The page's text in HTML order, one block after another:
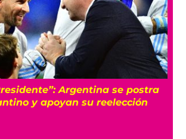
Federación Mexicana respalda
no reconocerá procesos ajenos